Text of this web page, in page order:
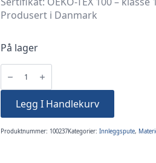
Produsert i Danmark
På lager
Monteringspute
40x60cm
600gr
Andefjær
antallLegg I Handlekurv
Produktnummer: 100237Kategorier: Innleggspute,